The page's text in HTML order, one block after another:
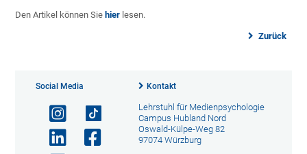
Den Artikel können Sie hier lesen.
Zurück
Social Media Kontakt
Lehrstuhl für Medienpsychologie
Campus Hubland Nord
Oswald-Külpe-Weg 82
97074 Würzburg